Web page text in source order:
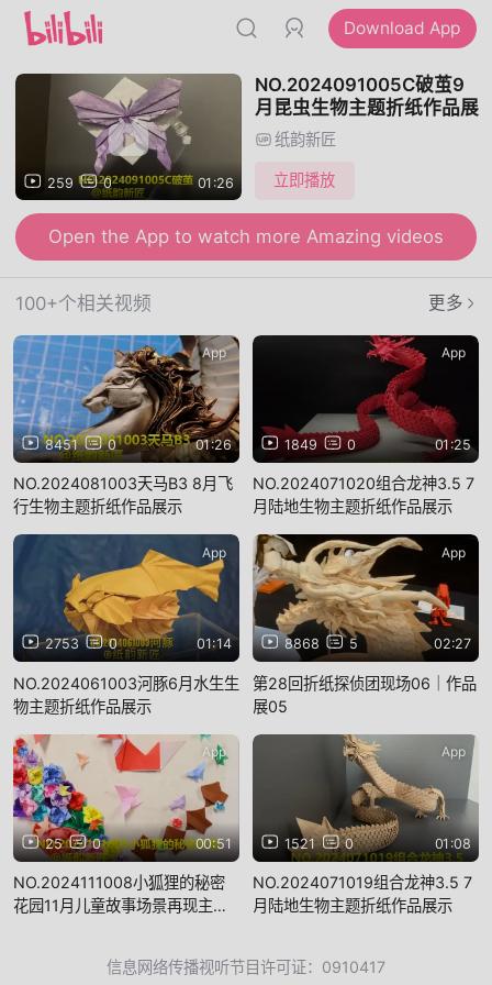
Download App
259 0 01:26
NO.2024091005C破茧9
月昆虫生物主题折纸作品展
纸韵新匠
立即播放
Open the App to watch more Amazing videos
100+个相关视频 更多
8451 0 01:26
App
NO.2024081003天马B3 8月飞
行生物主题折纸作品展示
1849 0 01:25
App
NO.2024071020组合龙神3.5 7
月陆地生物主题折纸作品展示
2753 0 01:14
App
NO.2024061003河豚6月水生生
物主题折纸作品展示
8868 5 02:27
App
第28回折纸探侦团现场06｜作品
展05
25 0 00:51
App
NO.2024111008小狐狸的秘密
花园11月儿童故事场景再现主题
1521 0 01:08
App
NO.2024071019组合龙神3.5 7
月陆地生物主题折纸作品展示
信息网络传播视听节目许可证：0910417